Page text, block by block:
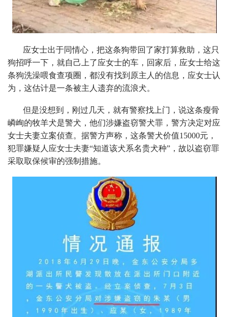
应女士出于同情心，把这条狗带回了家打算救助，这只
狗招呼一下，就自己上了应女士的车，回家后，应女士给这
条狗洗澡喂食查项圈，都没有找到原主人的信息，应女士认
为，这估计是一条被主人遗弃的流浪犬。
但是没想到，刚过几天，就有警察找上门，说这条瘦骨
嶙峋的牧羊犬是警犬，他们涉嫌盗窃警犬罪，警方决定对应
女士夫妻立案侦查。据警方声称，这条警犬价值15000元，
犯罪嫌疑人应女士夫妻“知道该犬系名贵犬种”，故以盗窃罪
采取取保候审的强制措施。